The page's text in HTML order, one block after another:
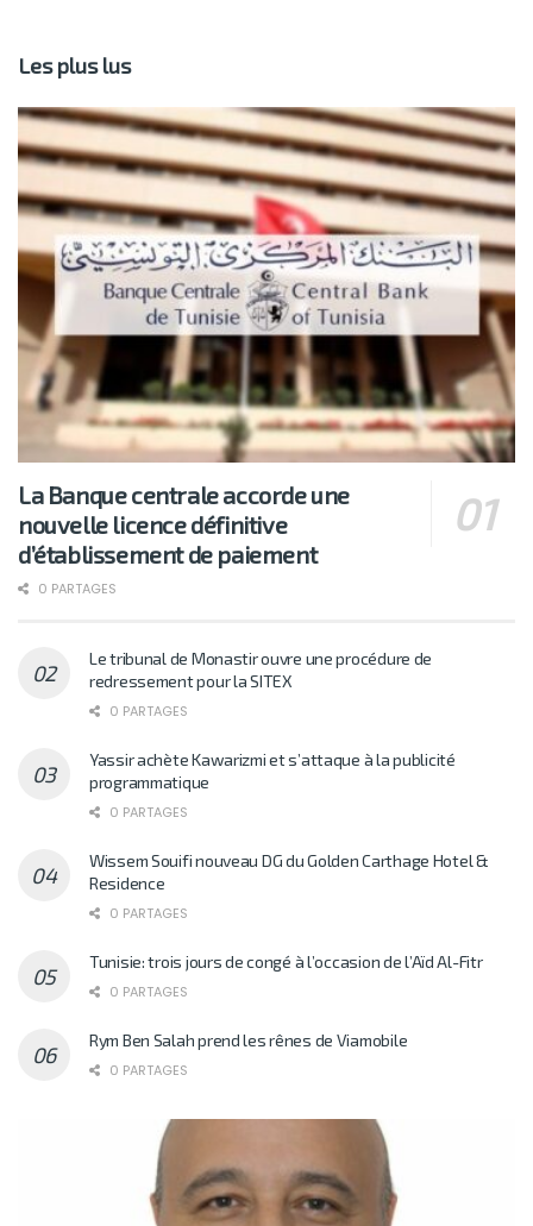
Les plus lus
La Banque centrale accorde une
nouvelle licence définitive
d’établissement de paiement
0 PARTAGES
Le tribunal de Monastir ouvre une procédure de
redressement pour la SITEX
0 PARTAGES
Yassir achète Kawarizmi et s’attaque à la publicité
programmatique
0 PARTAGES
Wissem Souifi nouveau DG du Golden Carthage Hotel &
Residence
0 PARTAGES
Tunisie: trois jours de congé à l’occasion de l’Aïd Al-Fitr
0 PARTAGES
Rym Ben Salah prend les rênes de Viamobile
0 PARTAGES